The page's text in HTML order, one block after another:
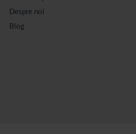
Despre noi
Blog